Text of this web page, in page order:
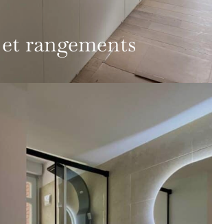
rangements